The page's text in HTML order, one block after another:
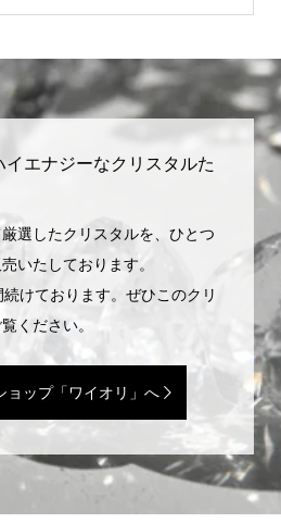
エナジーなクリスタルた
選したクリスタルを、ひとつ
いたしております。
けております。ぜひこのクリ
ください。
ョップ「ワイオリ」へ